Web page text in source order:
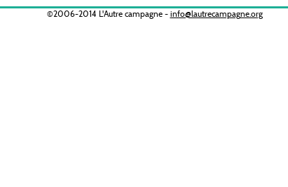
©2006-2014 L'Autre campagne - info@lautrecampagne.org